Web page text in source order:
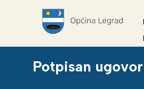
Potpisan